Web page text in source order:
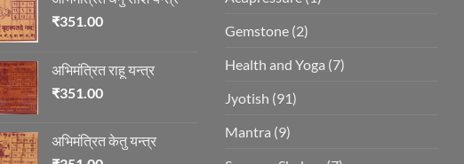
₹351.00
अभिमंत्रित राहू यन्त्र
₹351.00
अभिमंत्रित केतु यन्त्र
Gemstone (2)
Health and Yoga (7)
Jyotish (91)
Mantra (9)